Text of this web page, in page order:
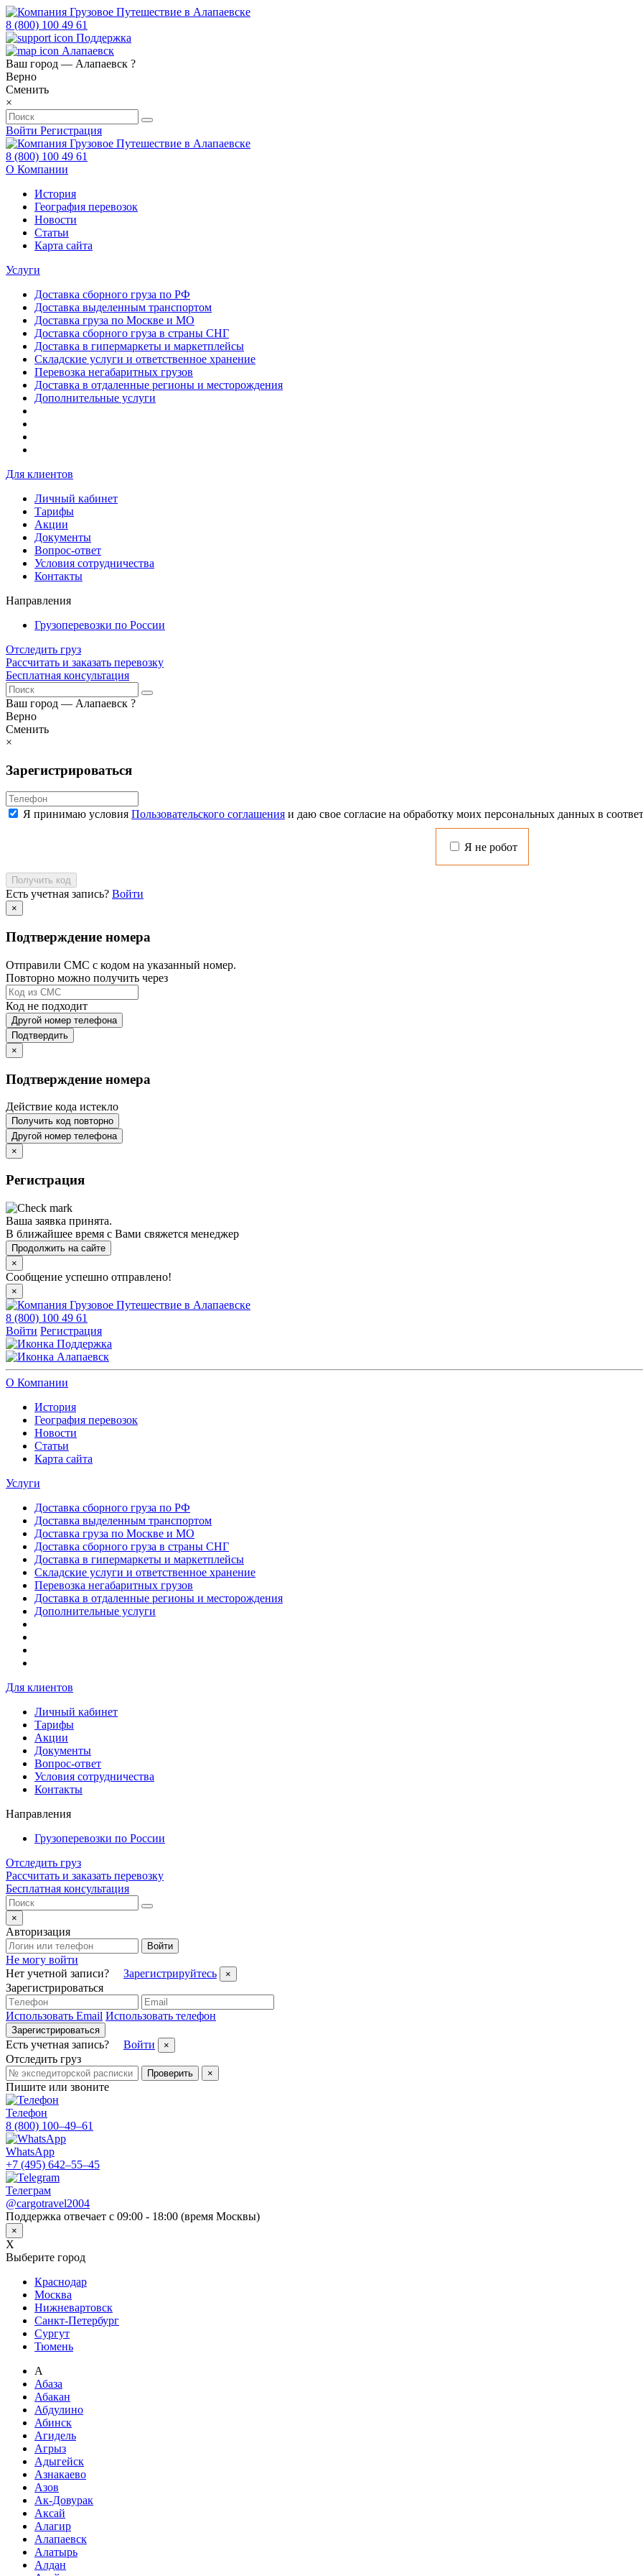
8 (800) 100 49 61
Поддержка
Алапаевск
Ваш город — Алапаевск ?
Верно
Сменить
×
Войти Регистрация
8 (800) 100 49 61
О Компании
История
География перевозок
Новости
Статьи
Карта сайта
Услуги
Доставка сборного груза по РФ
Доставка выделенным транспортом
Доставка груза по Москве и МО
Доставка сборного груза в страны СНГ
Доставка в гипермаркеты и маркетплейсы
Складские услуги и ответственное хранение
Перевозка негабаритных грузов
Доставка в отдаленные регионы и месторождения
Дополнительные услуги
Для клиентов
Личный кабинет
Тарифы
Акции
Документы
Вопрос-ответ
Условия сотрудничества
Контакты
Направления
Грузоперевозки по России
Отследить груз
Рассчитать и заказать перевозку
Бесплатная консультация
Ваш город — Алапаевск ?
Верно
Сменить
×
Зарегистрироваться
Я принимаю условия Пользовательского соглашения и даю свое согласие на обработку моих персональных данных в
Я не робот
Получить код
Есть учетная запись? Войти
×
Подтверждение номера
Отправили СМС с кодом на указанный номер.
Повторно можно получить через
Код не подходит
Другой номер телефона
Подтвердить
×
Подтверждение номера
Действие кода истекло
Получить код повторно
Другой номер телефона
×
Регистрация
Ваша заявка принята.
В ближайшее время с Вами свяжется менеджер
Продолжить на сайте
×
Сообщение успешно отправлено!
×
8 (800) 100 49 61
Войти Регистрация
Поддержка
Алапаевск
О Компании
История
География перевозок
Новости
Статьи
Карта сайта
Услуги
Доставка сборного груза по РФ
Доставка выделенным транспортом
Доставка груза по Москве и МО
Доставка сборного груза в страны СНГ
Доставка в гипермаркеты и маркетплейсы
Складские услуги и ответственное хранение
Перевозка негабаритных грузов
Доставка в отдаленные регионы и месторождения
Дополнительные услуги
Для клиентов
Личный кабинет
Тарифы
Акции
Документы
Вопрос-ответ
Условия сотрудничества
Контакты
Направления
Грузоперевозки по России
Отследить груз
Рассчитать и заказать перевозку
Бесплатная консультация
×
Авторизация
Войти
Не могу войти
Нет учетной записи?
Зарегистрируйтесь ×
Зарегистрироваться
Использовать Email Использовать телефон
Зарегистрироваться
Есть учетная запись? Войти ×
Отследить груз
Проверить ×
Пишите или звоните
Телефон
8 (800) 100–49–61
WhatsApp
+7 (495) 642–55–45
Телеграм
@cargotravel2004
Поддержка отвечает с 09:00 - 18:00 (время Москвы)
×
X
Выберите город
Краснодар
Москва
Нижневартовск
Санкт-Петербург
Сургут
Тюмень
А
Абаза
Абакан
Абдулино
Абинск
Агидель
Агрыз
Адыгейск
Азнакаево
Азов
Ак-Довурак
Аксай
Алагир
Алапаевск
Алатырь
Алдан